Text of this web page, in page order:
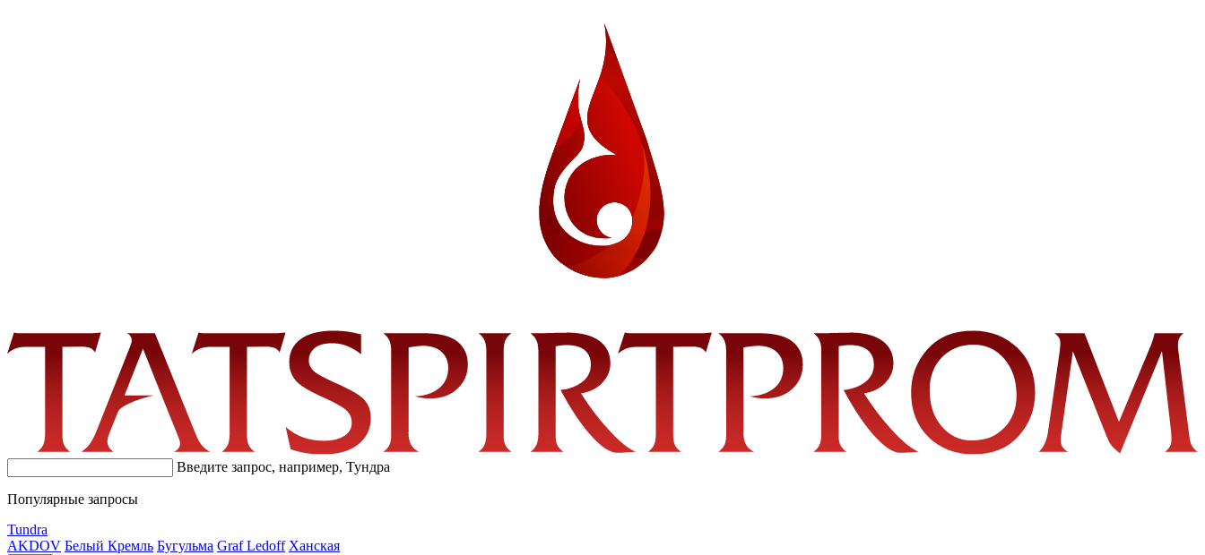
Введите запрос, например, Тундра
Популярные запросы
Tundra
AKDOV Белый Кремль Бугульма Graf Ledoff Ханская